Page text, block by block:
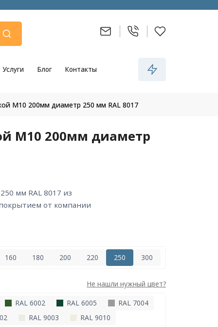
Услуги Блог Контакты
М10 200мм диаметр 250 мм RAL 8017
М10 200мм диаметр
от компании
160 180 200 220 250 300
Не нашли нужный цвет?
RAL 6002 RAL 6005
RAL 7004
RAL 9003 RAL 9010